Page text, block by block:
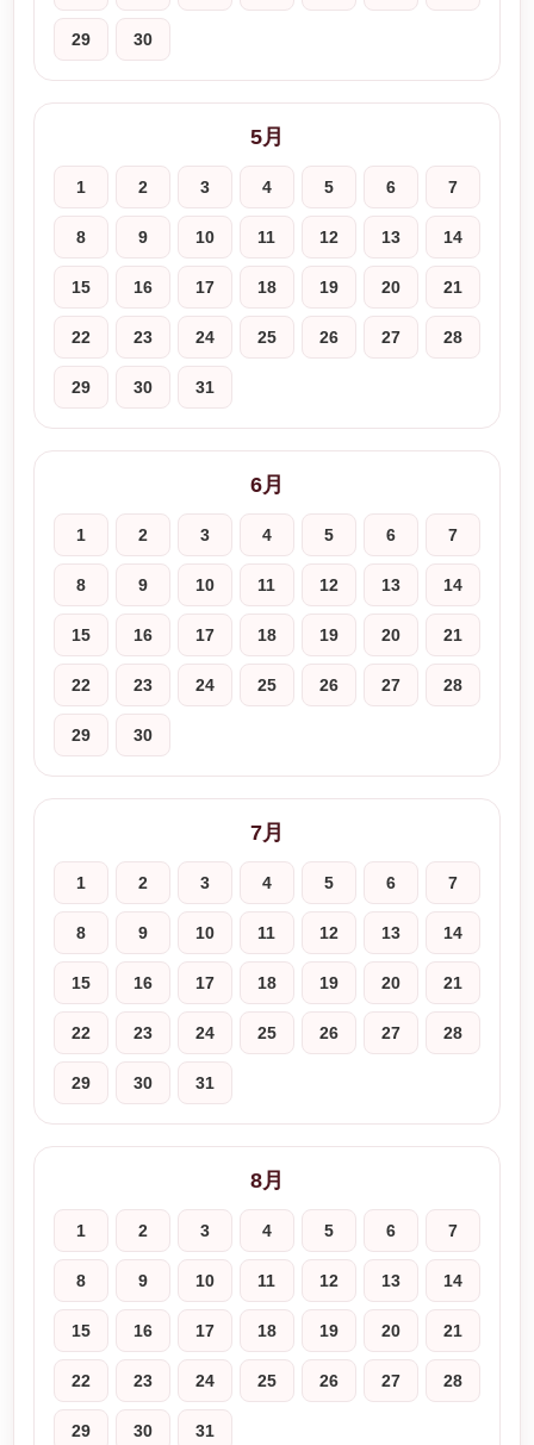
29 30
5月
1 2 3 4 5 6 7
8 9 10 11 12 13 14
15 16 17 18 19 20 21
22 23 24 25 26 27 28
29 30 31
6月
1 2 3 4 5 6 7
8 9 10 11 12 13 14
15 16 17 18 19 20 21
22 23 24 25 26 27 28
29 30
7月
1 2 3 4 5 6 7
8 9 10 11 12 13 14
15 16 17 18 19 20 21
22 23 24 25 26 27 28
29 30 31
8月
1 2 3 4 5 6 7
8 9 10 11 12 13 14
15 16 17 18 19 20 21
22 23 24 25 26 27 28
29 30 31